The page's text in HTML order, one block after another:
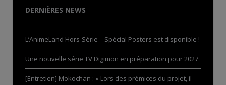
DERNIÈRES NEWS
L’AnimeLand Hors-Série – Spécial Posters est disponible !
Une nouvelle série TV Digimon en préparation pour 2027
[Entretien] Mokochan : « Lors des prémices du projet, il